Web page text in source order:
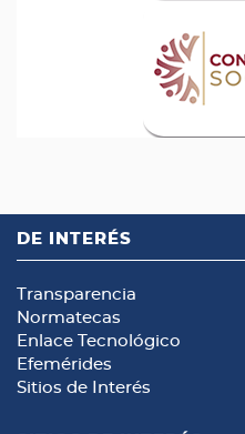
DE INTERÉS
Transparencia
Normatecas
Enlace Tecnológico
Efemérides
Sitios de Interés